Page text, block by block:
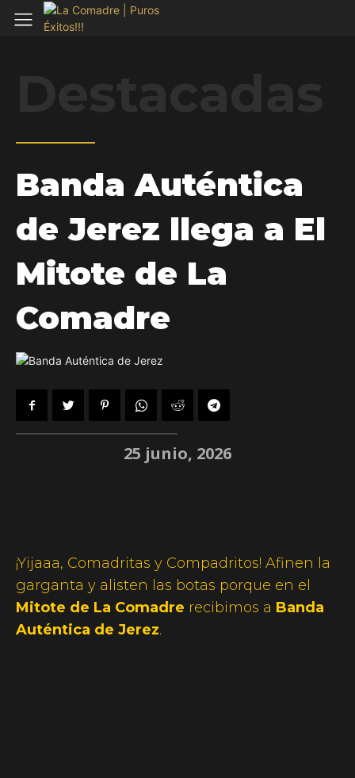
Banda Auténtica
de Jerez llega a El
Mitote de La
Comadre
25 junio, 2026
¡Yijaaa, Comadritas y Compadritos! Afinen la
garganta y alisten las botas porque en el
Mitote de La Comadre recibimos a Banda
Auténtica de Jerez.